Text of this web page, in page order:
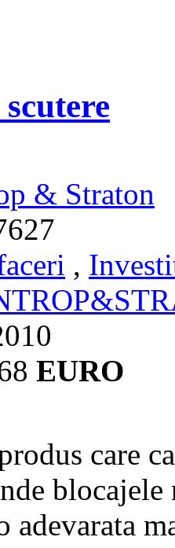
& Straton
,
EURO
care
adevarata